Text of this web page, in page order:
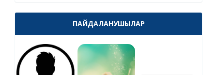
ПАЙДАЛАНУШЫЛАР